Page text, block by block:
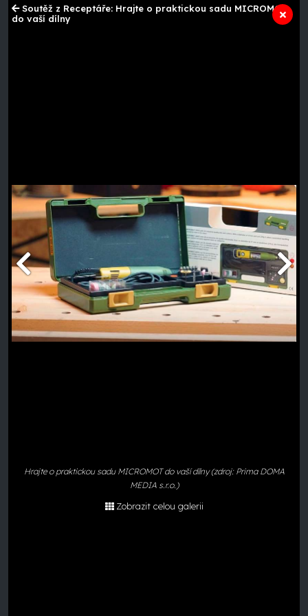
Soutěž z Receptáře: Hrajte o praktickou sadu MICROMOT
do vaší dílny
Hrajte o praktickou sadu MICROMOT do vaší dílny (zdroj: Prima DOMA
MEDIA s.r.o.)
Zobrazit celou galerii